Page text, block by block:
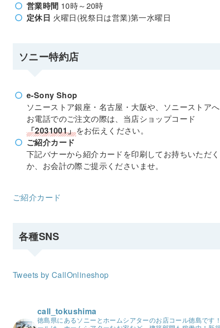
営業時間 10時～20時
定休日 火曜日(祝祭日は営業)第一水曜日
ソニー特約店
e-Sony Shop
ソニーストア銀座・名古屋・大阪や、ソニーストア
お電話でのご注文の際は、当店ショップコード
「2031001」をお伝えください。
ご紹介カード
下記バナーから紹介カードを印刷してお持ちいただく
か、お会計の際ご提示くださいませ。
ご紹介カード
各種SNS
Tweets by CallOnlineshop
call_tokushima
徳島県にあるソニーとホームシアターのお店コール徳島です